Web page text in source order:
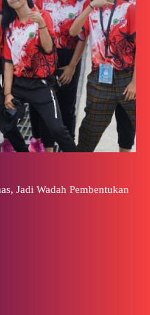
Jadi Wadah Pembentukan